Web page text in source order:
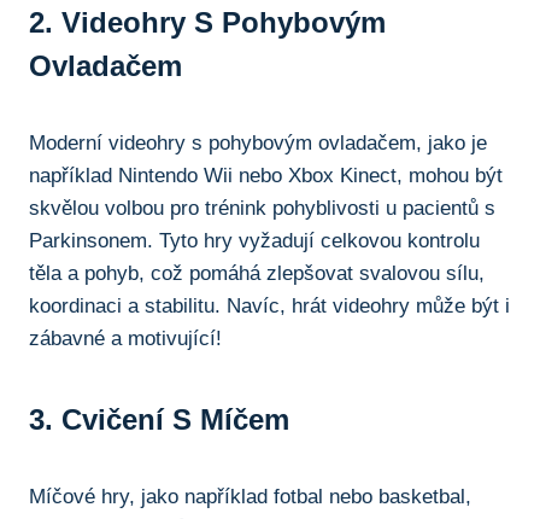
2. Videohry S Pohybovým
Ovladačem
Moderní videohry s pohybovým ovladačem, jako‍ je
například Nintendo Wii nebo Xbox Kinect, mohou být
skvělou ‌volbou pro trénink pohyblivosti u ⁤pacientů ⁤s
Parkinsonem. Tyto hry vyžadují celkovou kontrolu
těla a pohyb, což pomáhá zlepšovat svalovou‌ sílu,
koordinaci a stabilitu. Navíc, hrát ​videohry může být i
zábavné a motivující!
3. Cvičení S Míčem
Míčové hry, jako například fotbal ⁤nebo basketbal,